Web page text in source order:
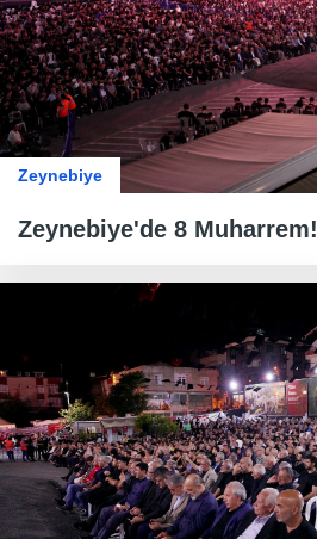
Zeynebiye
Zeynebiye'de 8 Muharrem!